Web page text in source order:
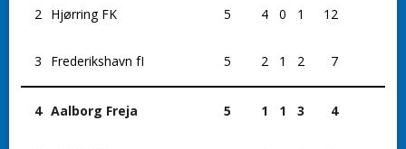
2 Hjørring FK 5 4 0 1 12
3 Frederikshavn fI 5 2 1 2 7
4 Aalborg Freja 5 1 1 3 4